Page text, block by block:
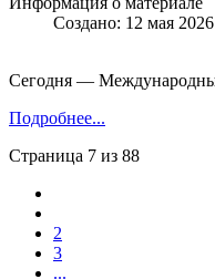
Создано: 12 мая 2026
Сегодня —
Подробнее...
Страница 7 из 88
2
3
...